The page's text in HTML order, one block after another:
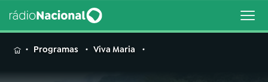
MENUProgramas Viva Maria